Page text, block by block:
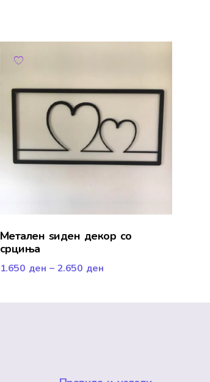
Mетален ѕиден декор со
срциња
1.650 ден – 2.650 ден